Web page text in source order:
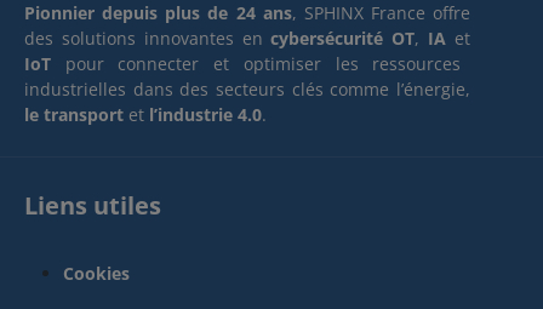
Pionnier depuis plus de 24 ans, SPHINX France offre
des solutions innovantes encybersécurité OT, IA et
IoT pour connecter et optimiser les ressources
industrielles dans des secteurs clés comme l’énergie,
le transport et l’industrie 4.0.
Liens utiles
Cookies